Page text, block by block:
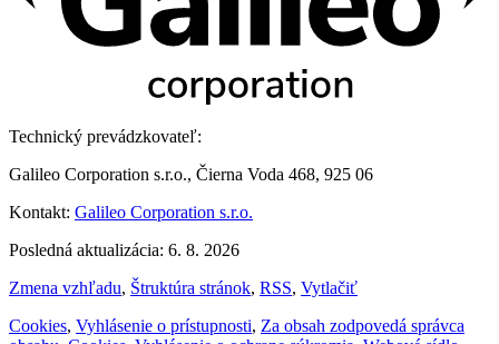
Technický prevádzkovateľ:
Galileo Corporation s.r.o., Čierna Voda 468, 925 06
Kontakt: Galileo Corporation s.r.o.
Posledná aktualizácia: 6. 8. 2026
Zmena vzhľadu, Štruktúra stránok, RSS, Vytlačiť
Cookies, Vyhlásenie o prístupnosti, Za obsah zodpovedá správca